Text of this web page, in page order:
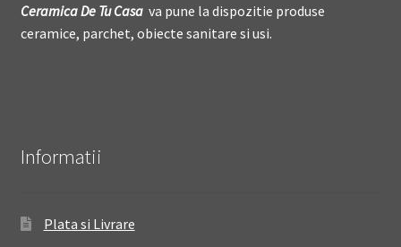
Ceramica DeTu Casava pune la dispozitie produse
ceramice, parchet, obiecte sanitare si usi.
Informatii
Plata si Livrare